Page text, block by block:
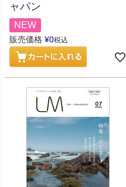
ャパン
NEW
販売価格 ¥0税込